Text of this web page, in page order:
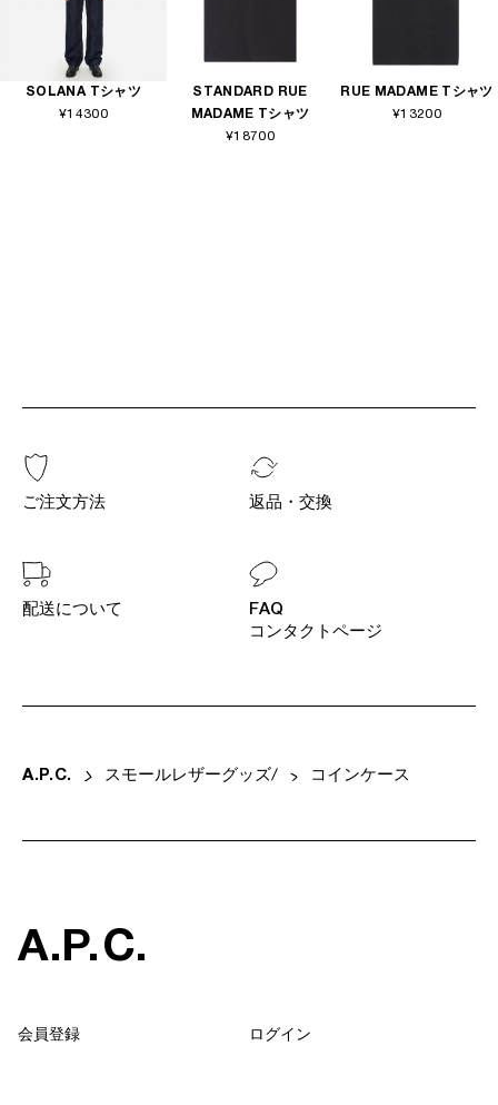
SOLANA Tシャツ
¥14300
STANDARD RUE
MADAME Tシャツ
¥18700
RUE MADAME Tシャツ
¥13200
ご注文方法 返品・交換
配送について
FAQ
コンタクトページ
A. P. C. スモールレザーグッズ コインケース
A.P.C.
会員登録 ログイン